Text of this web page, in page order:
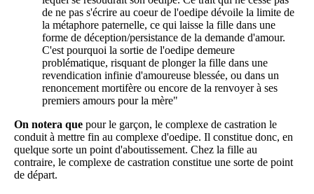
de ne pas s'écrire au coeur de l'oedipe dévoile la limite de
la métaphore paternelle, ce qui laisse la fille dans une
forme de déception/persistance de la demande d'amour.
C'est pourquoi la sortie de l'oedipe demeure
problématique, risquant de plonger la fille dans une
revendication infinie d'amoureuse blessée, ou dans un
renoncement mortifère ou encore de la renvoyer à ses
premiers amours pour la mère"
On notera que pour le garçon, le complexe de castration le
conduit à mettre fin au complexe d'oedipe. Il constitue donc, en
quelque sorte un point d'aboutissement. Chez la fille au
contraire, le complexe de castration constitue une sorte de point
de départ.